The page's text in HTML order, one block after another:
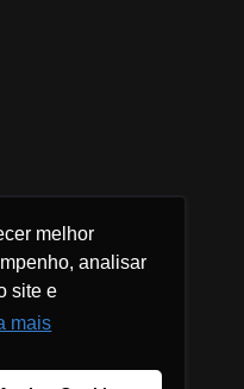
melhor
analisar
site e
mais